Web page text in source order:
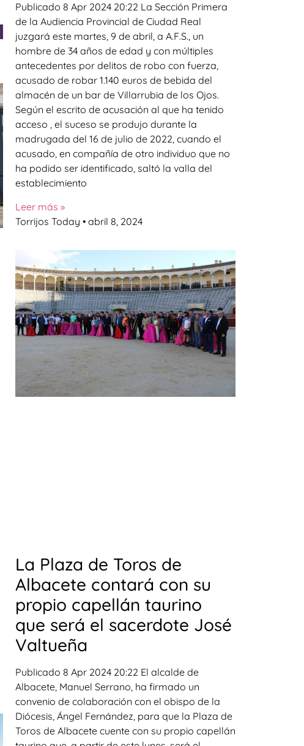
Publicado 8 Apr 2024 20:22 La Sección Primera
de la Audiencia Provincial de Ciudad Real
juzgará este martes, 9 de abril, a A.F.S., un
hombre de 34 años de edad y con múltiples
antecedentes por delitos de robo con fuerza,
acusado de robar 1.140 euros de bebida del
almacén de un bar de Villarrubia de los Ojos.
Según el escrito de acusación al que ha tenido
acceso , el suceso se produjo durante la
madrugada del 16 de julio de 2022, cuando el
acusado, en compañía de otro individuo que no
ha podido ser identificado, saltó la valla del
establecimiento
Leer más »
Torrijos Today abril 8, 2024
La Plaza de Toros de
Albacete contará con su
propio capellán taurino
que será el sacerdote José
Valtueña
Publicado 8 Apr 2024 20:22 El alcalde de
Albacete, Manuel Serrano, ha firmado un
convenio de colaboración con el obispo de la
Diócesis, Ángel Fernández, para que la Plaza de
Toros de Albacete cuente con su propio capellán